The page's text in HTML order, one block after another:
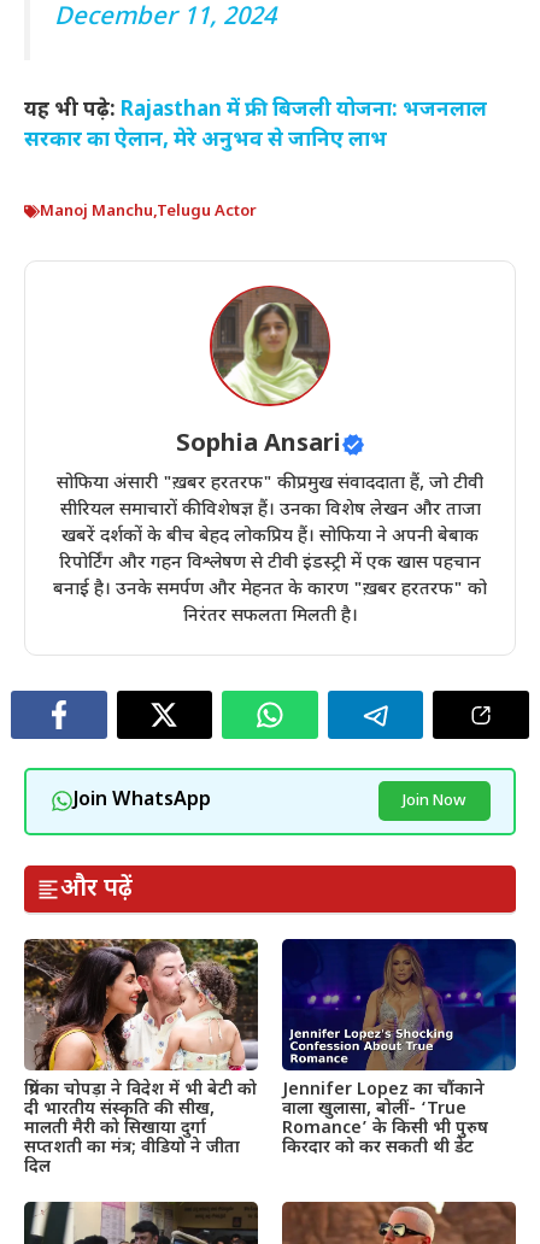
December 11, 2024
यह भी पढ़े: Rajasthan में फ्री बिजली योजना: भजनलाल
सरकार का ऐलान, मेरे अनुभव से जानिए लाभ
Manoj Manchu,Telugu Actor
Sophia Ansari
सोफिया अंसारी "ख़बर हरतरफ" की प्रमुख संवाददाता हैं, जो टीवी
सीरियल समाचारों की विशेषज्ञ हैं। उनका विशेष लेखन और ताजा
खबरें दर्शकों के बीच बेहद लोकप्रिय हैं। सोफिया ने अपनी बेबाक
रिपोर्टिंग और गहन विश्लेषण से टीवी इंडस्ट्री में एक खास पहचान
बनाई है। उनके समर्पण और मेहनत के कारण "ख़बर हरतरफ" को
निरंतर सफलता मिलती है।
Join WhatsApp Join Now
और पढ़ें
प्रियंका चोपड़ा ने विदेश में भी बेटी को
दी भारतीय संस्कृति की सीख,
मालती मैरी को सिखाया दुर्गा
सप्तशती का मंत्र; वीडियो ने जीता
दिल
Jennifer Lopez का चौंकाने
वाला खुलासा, बोलीं- ‘True
Romance’ के किसी भी पुरुष
किरदार को कर सकती थी डेट